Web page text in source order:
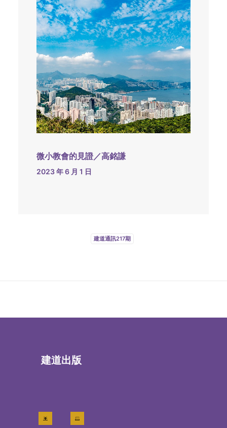
微小教會的見證／高銘謙
2023 年 6 月 1 日
建道通訊217期
建道出版